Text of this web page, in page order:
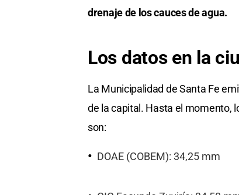
drenaje de los cauces de agua.
Los datos en la
La Municipalidad de Santa Fe
de la capital. Hasta el momento,
son:
DOAE (COBEM): 34,25 mm